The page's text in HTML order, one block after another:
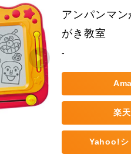
アンパンマ
がき教室
-
楽
Yahoo!シ